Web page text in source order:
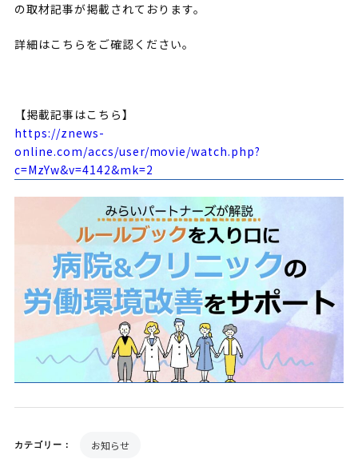
の取材記事が掲載されております。
詳細はこちらをご確認ください。
【掲載記事はこちら】
https://znews-
online.com/accs/user/movie/watch.php?
c=MzYw&v=4142&mk=2
カテゴリー： お知らせ